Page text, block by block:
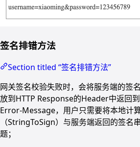
签名排错方法
Section titled “签名排错方法”
网关签名校验失败时，会将服务端的签
放到HTTP Response的Header中返回
Error-Message，用户只需要将本地计
（StringToSign）与服务端返回的签名
题；